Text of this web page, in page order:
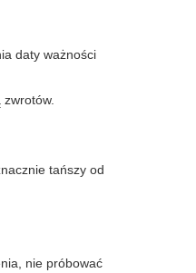
daty ważności
tańszy od
nie próbować